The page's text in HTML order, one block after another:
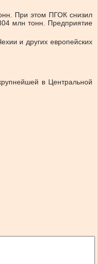
При этом ПГОК снизил
млн тонн. Предприятие
и других европейских
в Центральной